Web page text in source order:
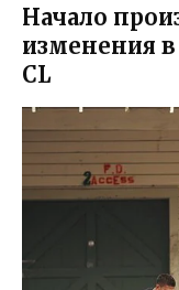
Начало
изменения
CL